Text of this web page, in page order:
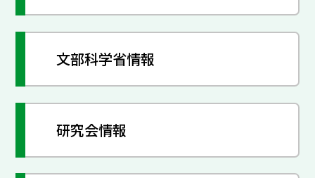
文部科学省情報
研究会情報